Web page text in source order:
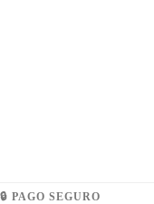
🔒 PAGO SEGURO